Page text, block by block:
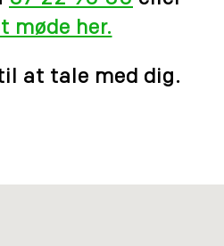
møde her.
at tale med dig.